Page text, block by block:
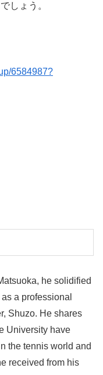
しょう。
6584987?
he solidified
a professional
Shuzo. He shares
University have
the tennis world and
received from his